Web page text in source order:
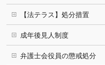
【法テラス】処分措置
成年後見人制度
弁護士会役員の懲戒処分